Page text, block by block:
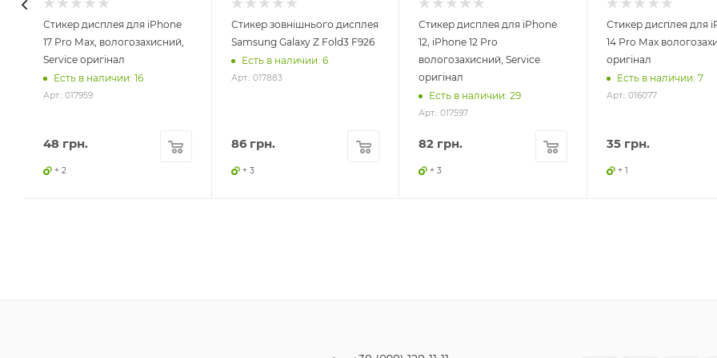
Стикер дисплея для iPhone
17 Pro Max, вологозахисний,
Service оригінал
Есть в наличии: 16
Арт.: 017959
48 грн.
+ 2
Стикер зовнішнього дисплея
Samsung Galaxy Z Fold3 F926
Есть в наличии: 6
Арт.: 017883
86грн.
+ 3
Стикер дисплея для iPhone
12, iPhone 12 Pro
вологозахисний, Service
оригінал
Есть в наличии: 29
Арт.: 017597
82 грн.
+ 3
Стикер дисплея для
14 Pro Max
оригінал
Есть в наличии: 7
Арт.: 016077
35грн.
+ 1